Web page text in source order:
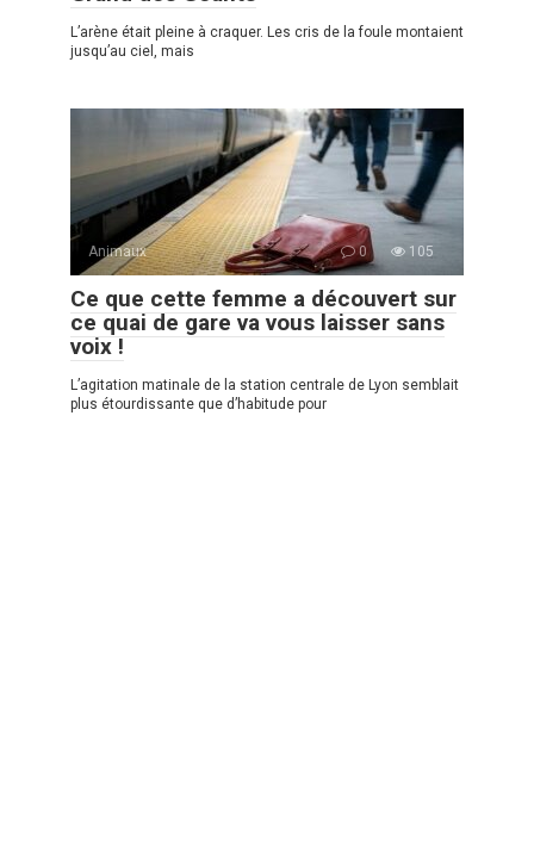
L’arène était pleine à craquer. Les cris de la foule montaient
jusqu’au ciel, mais
Animaux 0 105
Ce que cette femme a découvert sur
ce quai de gare va vous laisser sans
voix !
L’agitation matinale de la station centrale de Lyon semblait
plus étourdissante que d’habitude pour